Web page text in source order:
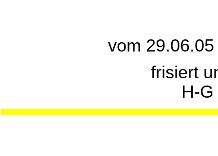
vom
frisiert
H-